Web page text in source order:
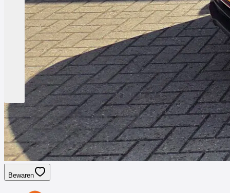
Bewaren